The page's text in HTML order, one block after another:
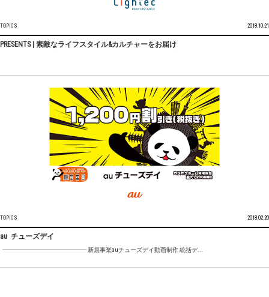
TOPICS 2018.10.21
PRESENTS | 素敵なライフスタイル&カルチャーをお届け
TOPICS 2018.02.20
au チューズデイ
---------------------------------------------------------------------- 新規事業auチューズデイ動画制作 統括デ...